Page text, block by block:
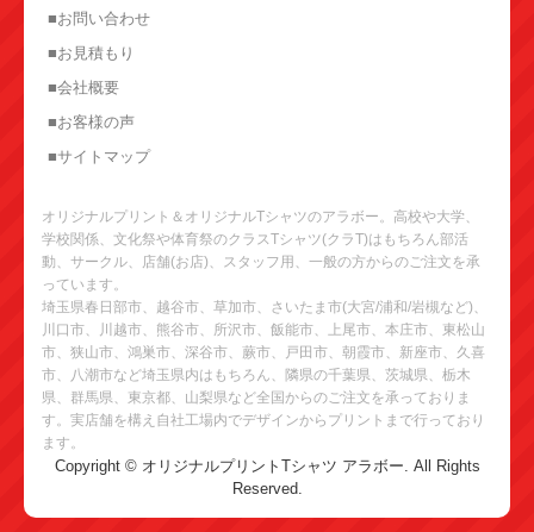
■お問い合わせ
■お見積もり
■会社概要
■お客様の声
■サイトマップ
オリジナルプリント＆オリジナルTシャツのアラボー。高校や大学、
学校関係、文化祭や体育祭のクラスTシャツ(クラT)はもちろん部活
動、サークル、店舗(お店)、スタッフ用、一般の方からのご注文を承
っています。
埼玉県春日部市、越谷市、草加市、さいたま市(大宮/浦和/岩槻など)、
川口市、川越市、熊谷市、所沢市、飯能市、上尾市、本庄市、東松山
市、狭山市、鴻巣市、深谷市、蕨市、戸田市、朝霞市、新座市、久喜
市、八潮市など埼玉県内はもちろん、隣県の千葉県、茨城県、栃木
県、群馬県、東京都、山梨県など全国からのご注文を承っておりま
す。実店舗を構え自社工場内でデザインからプリントまで行っており
ます。
Copyright © オリジナルプリントTシャツ アラボー. All Rights
Reserved.